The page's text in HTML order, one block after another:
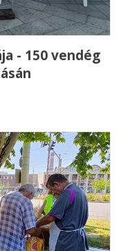
- 150 vendég